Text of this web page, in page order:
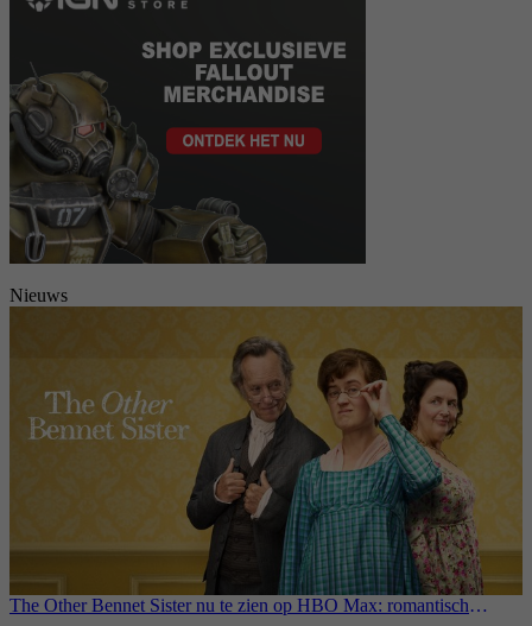
Nieuws
The Other Bennet Sister nu te zien op HBO Max: romantisch